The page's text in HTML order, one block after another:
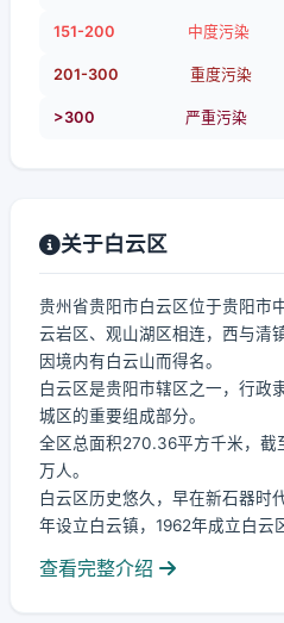
151-200 中度污染
201-300 重度污染
>300 严重污染
关于白云区
贵州省贵阳市白云区位于贵阳市
云岩区、观山湖区相连，西与清
因境内有白云山而得名。
白云区是贵阳市辖区之一，行政
城区的重要组成部分。
全区总面积270.36平方千米，
万人。
白云区历史悠久，早在新石器时
年设立白云镇，1962年成立白云
查看完整介绍